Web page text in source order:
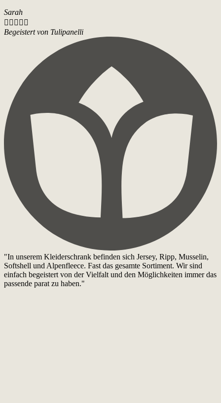
Sarah
    
Begeistert von Tulipanelli
"In unserem Kleiderschrank befinden sich Jersey, Ripp, Musselin,
Softshell und Alpenfleece. Fast das gesamte Sortiment. Wir sind
einfach begeistert von der Vielfalt und den Möglichkeiten immer das
passende parat zu haben."